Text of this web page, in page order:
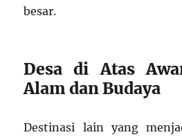
besar.
Desa di Atas
Alam dan Budaya
Destinasi lain yang